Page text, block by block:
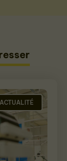
ACTUALITÉ